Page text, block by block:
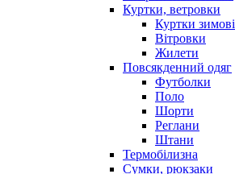
Куртки, ветровки
Куртки зимові
Вітровки
Жилети
Повсякденний одяг
Футболки
Поло
Шорти
Реглани
Штани
Термобілизна
Сумки, рюкзаки